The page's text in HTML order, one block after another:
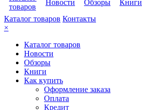
товаров
Новости Обзоры Книги
Каталог товаров Контакты
×
Каталог товаров
Новости
Обзоры
Книги
Как купить
Оформление заказа
Оплата
Кредит